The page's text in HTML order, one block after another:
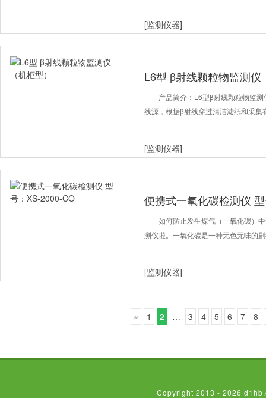
[监测仪器]
L6型 β射线颗粒物监测仪
产品简介：L6型β射线颗粒物监
线源，根据β射线穿过清洁滤纸和采集
[监测仪器]
便携式一氧化碳检测仪
如何防止发生煤气（一氧化碳）
测仪啦。一氧化碳是一种无色无味的
[监测仪器]
« 1 2 … 3 4 5 6 7 8
Copyright 2013 - 2026